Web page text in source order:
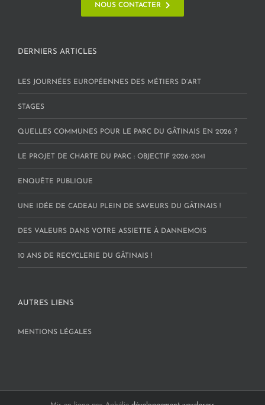
NOUS CONTACTER
DERNIERS ARTICLES
LES JOURNÉES EUROPÉENNES DES MÉTIERS D’ART
STAGES
QUELLES COMMUNES POUR LE PARC DU GÂTINAIS EN 2026 ?
LE PROJET DE CHARTE DU PARC : OBJECTIF 2026-2041
ENQUÊTE PUBLIQUE
UNE IDÉE DE CADEAU PLEIN DE SAVEURS DU GÂTINAIS !
DES VALEURS DANS VOTRE ASSIETTE À DANNEMOIS
10 ANS DE RECYCLERIE DU GÂTINAIS !
AUTRES LIENS
MENTIONS LÉGALES